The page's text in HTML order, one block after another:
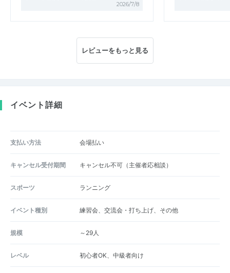
2026/7/8
レビューをもっと見る
イベント詳細
支払い方法 会場払い
キャンセル受付期間 キャンセル不可（主催者応相談）
スポーツ ランニング
イベント種別 練習会、交流会・打ち上げ、その他
規模 ～29人
レベル 初心者OK、中級者向け